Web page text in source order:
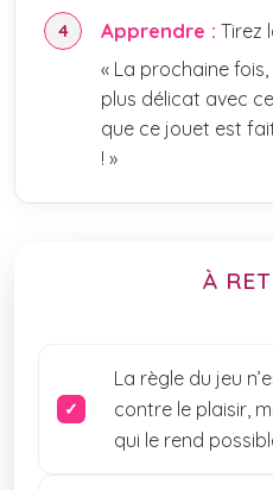
Apprendre : Tirez
« La prochaine
plus délicat avec
que ce jouet est
! »
À
La règle du jeu
contre le plaisir,
qui le rend